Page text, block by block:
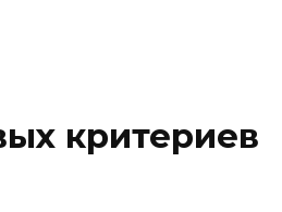
критериев